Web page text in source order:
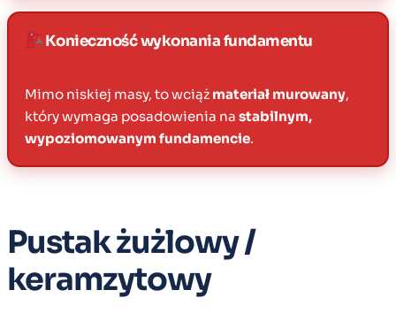
Konieczność wykonania fundamentu
Mimo niskiej masy, to wciąż materiał murowany,
który wymaga posadowienia na stabilnym,
wypoziomowanym fundamencie.
Pustak żużlowy /
keramzytowy